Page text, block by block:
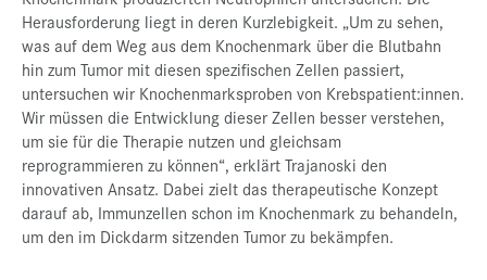
Herausforderung liegt in deren Kurzlebigkeit. „Um zu sehen,
was auf dem Weg aus dem Knochenmark über die Blutbahn
hin zum Tumor mit diesen spezifischen Zellen passiert,
untersuchen wir Knochenmarksproben von Krebspatient:innen.
Wir müssen die Entwicklung dieser Zellen besser verstehen,
um sie für die Therapie nutzen und gleichsam
reprogrammieren zu können“, erklärt Trajanoski den
innovativen Ansatz. Dabei zielt das therapeutische Konzept
darauf ab, Immunzellen schon im Knochenmark zu behandeln,
um den im Dickdarm sitzenden Tumor zu bekämpfen.